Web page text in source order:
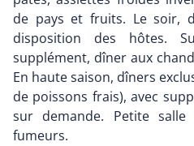
de pays et fruits. Le soir,
disposition des hôtes.
supplément, dîner aux
En haute saison, dîners
de poissons frais), avec
sur demande. Petite
fumeurs.